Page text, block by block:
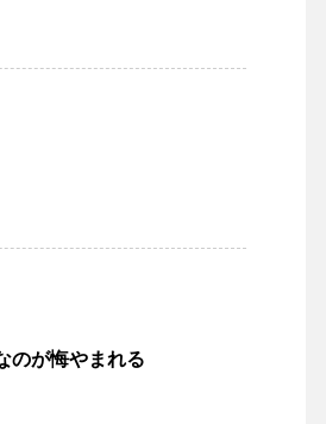
のが悔やまれる